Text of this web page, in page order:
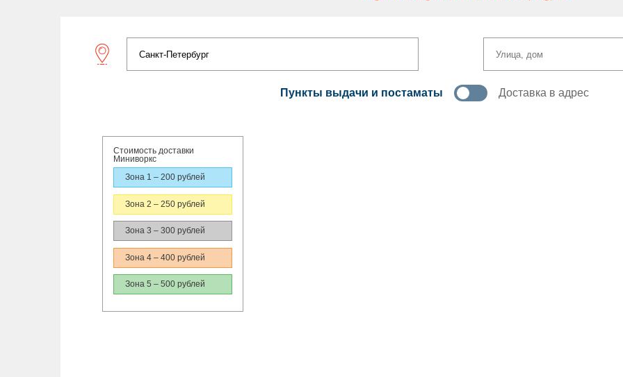
Пункты выдачи и постаматы Доставка в адрес
Стоимость доставки
Миниворкс
Зона 1 – 200 рублей
Зона 2 – 250 рублей
Зона 3 – 300 рублей
Зона 4 – 400 рублей
Зона 5 – 500 рублей